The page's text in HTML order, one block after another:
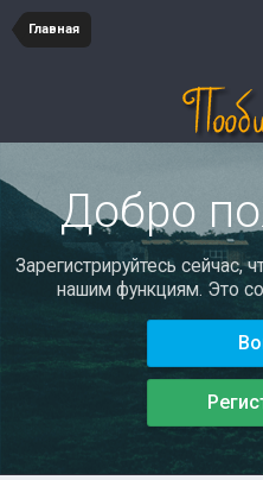
Главная
Добро
Зарегистрируйтесь сейчас,
нашим функциям. Это